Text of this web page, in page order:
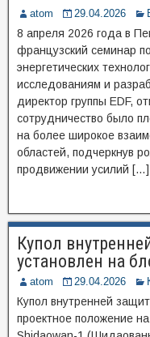
atom 29.04.2026
8 апреля 2026 года в
французский семинар
энергетических
исследованиям и
директор группы EDF,
сотрудничество было
на более широкое
областей, подчеркнув
продвижении усилий […]
Купол
установлен на
atom 29.04.2026
Купол внутренней
проектное положение